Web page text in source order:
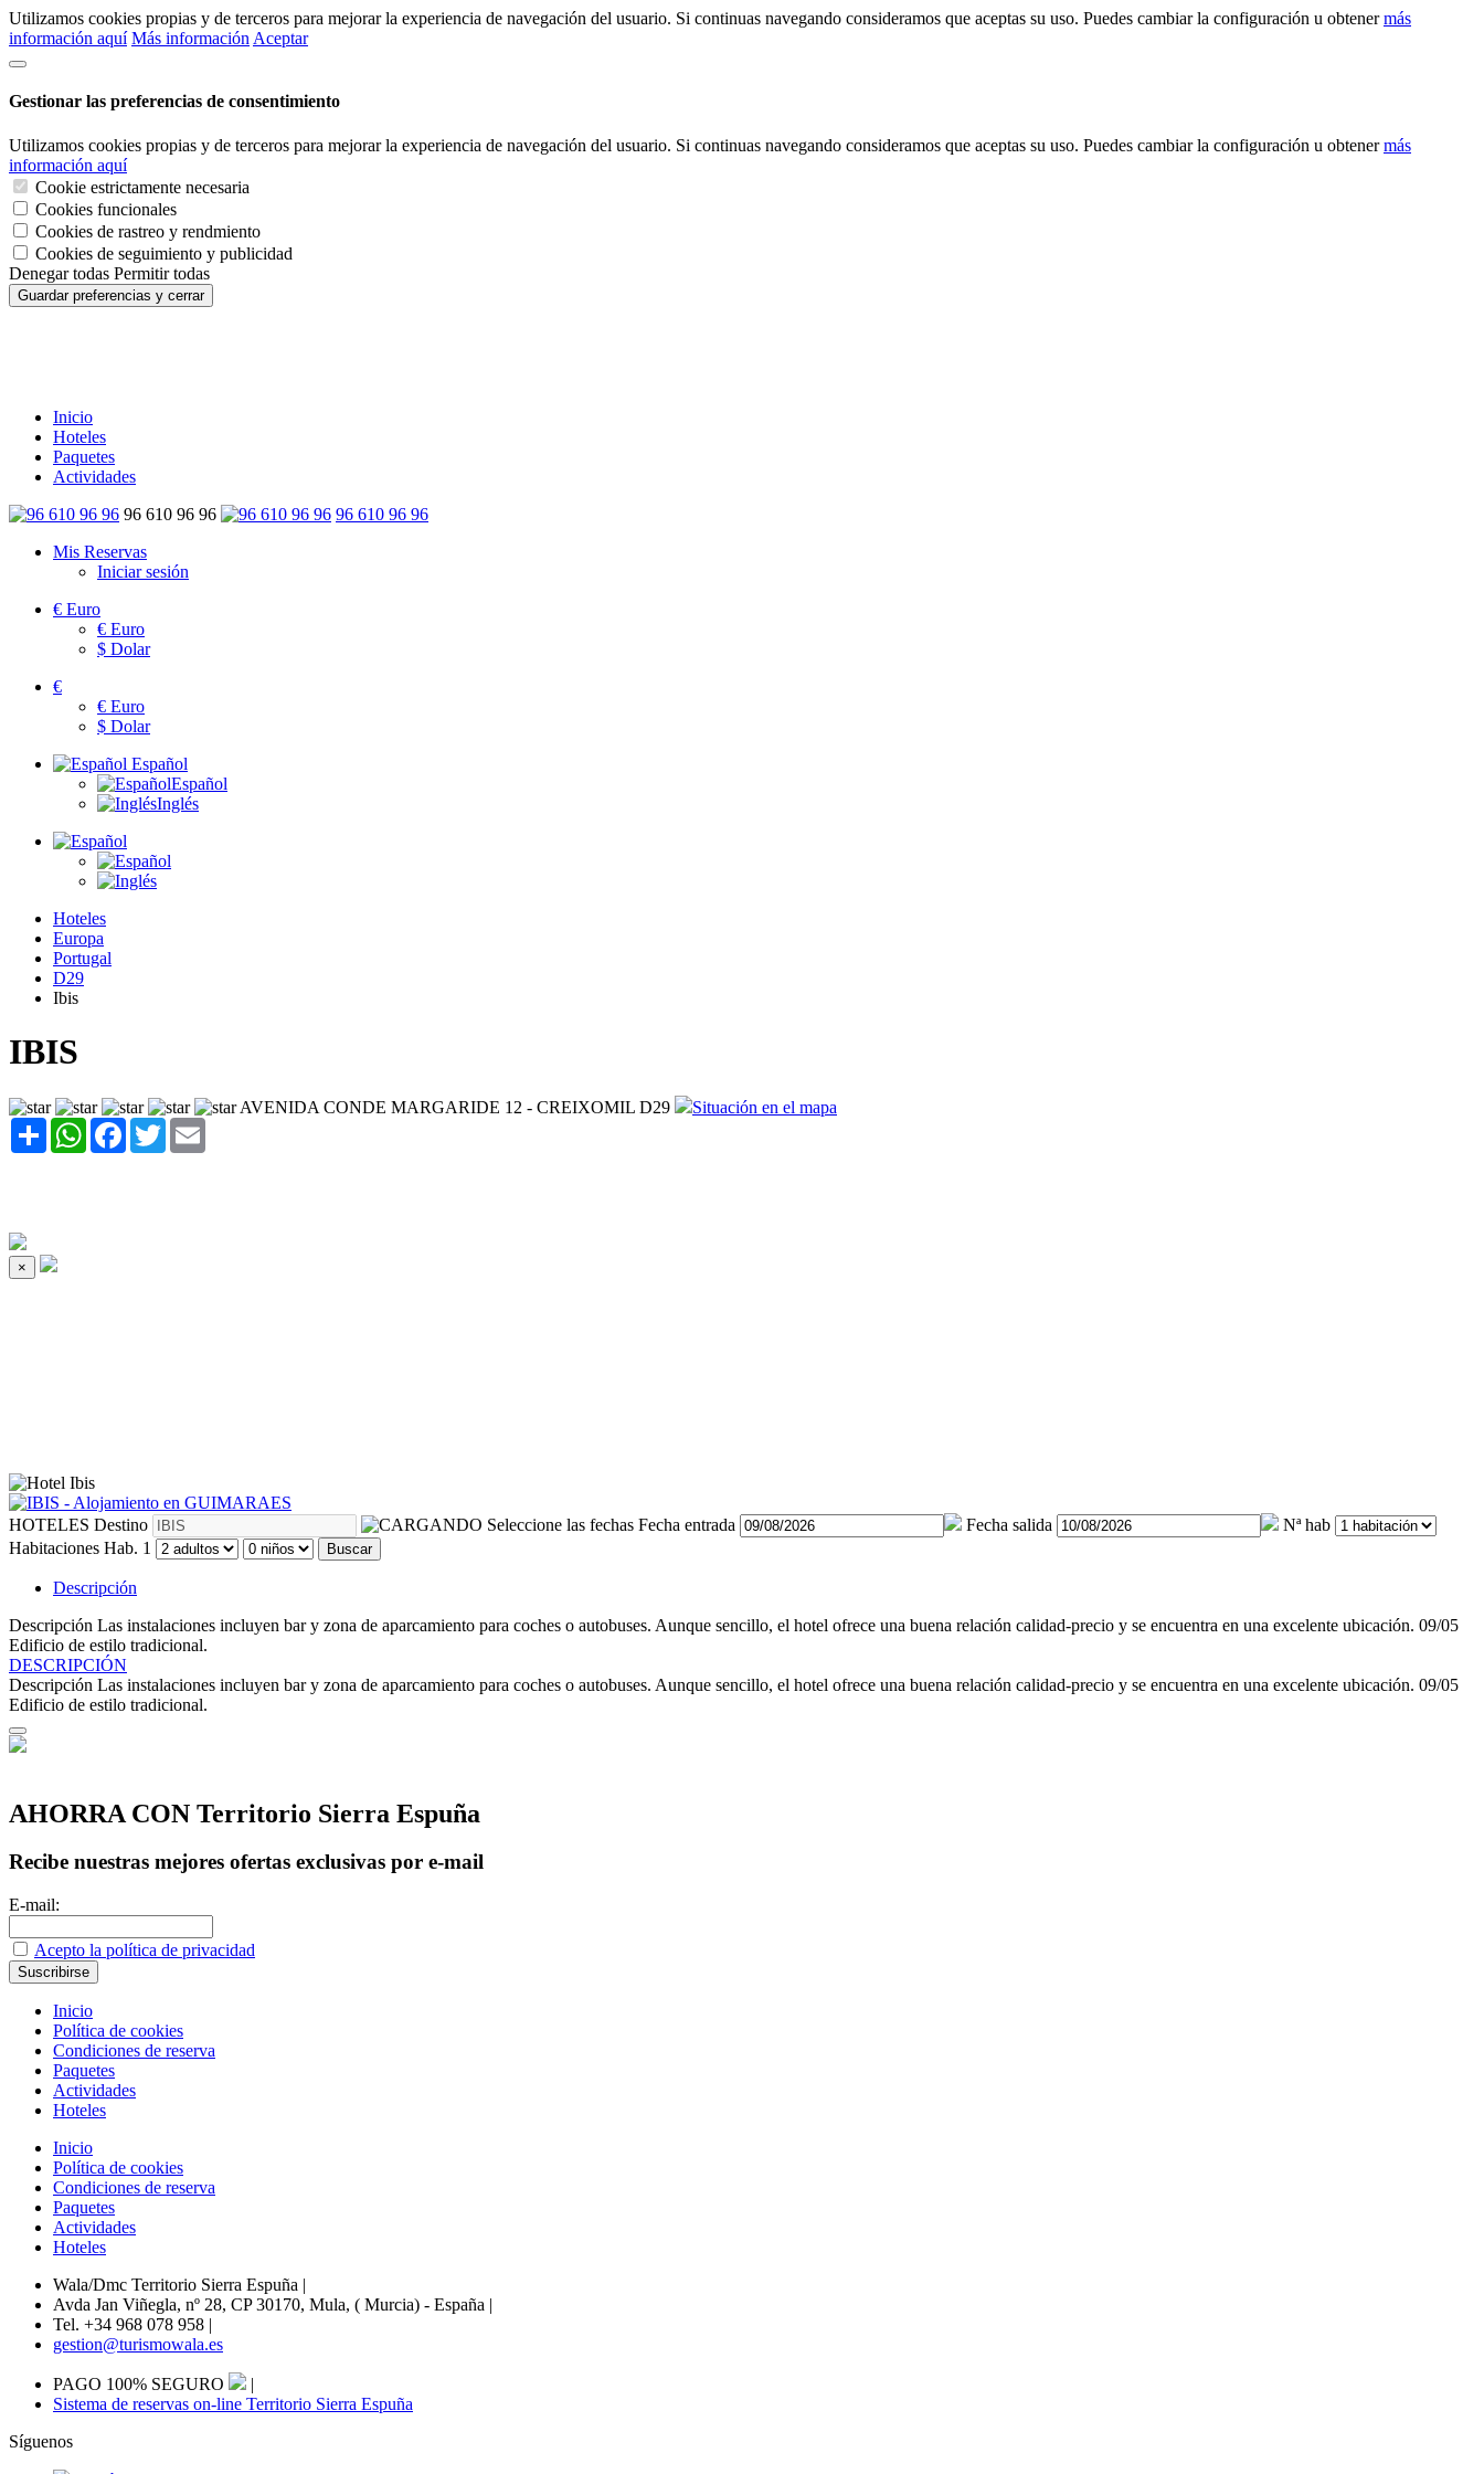
Utilizamos cookies propias y de terceros para mejorar la experiencia de navegación del usuario. Si continuas navegando consideramos que aceptas su uso. Puedes cambiar la configuración u obtenermás
información aquí Más información Aceptar
Gestionar las preferencias de consentimiento
Utilizamos cookies propias y de terceros para mejorar la experiencia de navegación del usuario. Si continuas navegando consideramos que aceptas su uso. Puedes cambiar la configuración u obtenermás
información aquí
Cookie estrictamente necesaria
Cookies funcionales
Cookies de rastreo y rendmiento
Cookies de seguimiento y publicidad
Denegar todas Permitir todas
Guardar preferencias y cerrar
Inicio
Hoteles
Paquetes
Actividades
96 610 96 96
96 610 96 96
Mis Reservas
Iniciar sesión
€ Euro
€ Euro
$ Dolar
€
€ Euro
$ Dolar
Español
Español
Inglés
Hoteles
Europa
Portugal
D29
Ibis
IBIS
AVENIDA CONDE MARGARIDE 12 - CREIXOMIL D29
Situación en el mapa
Share WhatsAppFacebook
Twitter
×
HOTELES Destino Seleccione las fechas Fecha entrada Fecha salida
Nª hab
Habitaciones Hab. 1 Buscar
Descripción
Descripción Las instalaciones incluyen bar y zona de aparcamiento para coches o autobuses. Aunque sencillo, el hotel ofrece una buena relación calidad-precio y se encuentra en una excelente ubicación. 09/05
Edificio de estilo tradicional.
DESCRIPCIÓN
Descripción Las instalaciones incluyen bar y zona de aparcamiento para coches o autobuses. Aunque sencillo, el hotel ofrece una buena relación calidad-precio y se encuentra en una excelente ubicación. 09/05
Edificio de estilo tradicional.
AHORRA CON Territorio Sierra Espuña
Recibe nuestras mejores ofertas exclusivas por e-mail
E-mail:
Acepto la política de privacidad
Inicio
Política de cookies
Condiciones de reserva
Paquetes
Actividades
Hoteles
Inicio
Política de cookies
Condiciones de reserva
Paquetes
Actividades
Hoteles
Wala/Dmc Territorio Sierra Espuña |
Avda Jan Viñegla, nº 28, CP 30170, Mula, ( Murcia) - España |
Tel. +34 968 078 958 |
gestion@turismowala.es
PAGO 100% SEGURO
|
Sistema de reservas on-line Territorio Sierra Espuña
Síguenos